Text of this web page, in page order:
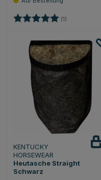
Bewertung: (1)
KENTUCKY
HORSEWEAR
Heutasche Straight
Schwarz